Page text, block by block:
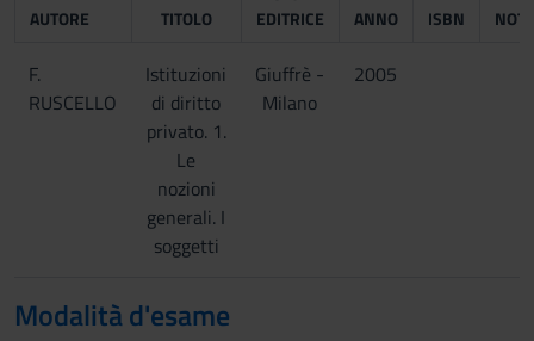
AUTORE TITOLO
EDITRICE
ANNO ISBN NOTE
F.
RUSCELLO
Istituzioni
di diritto
privato. 1.
Le
nozioni
generali. I
soggetti
Giuffrè -
Milano
2005
Modalità d'esame